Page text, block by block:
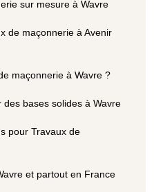
sur mesure à Wavre
de maçonnerie à Avenir
maçonnerie à Wavre ?
bases solides à Wavre
pour Travaux de
et partout en France